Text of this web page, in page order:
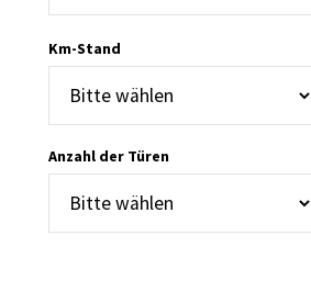
Km-Stand
Anzahl der Türen